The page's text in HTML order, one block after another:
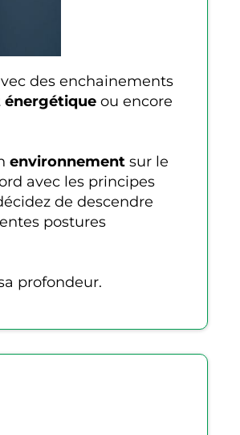
des enchainements
ou encore
environnement sur le
avec les principes
de descendre
postures
profondeur.